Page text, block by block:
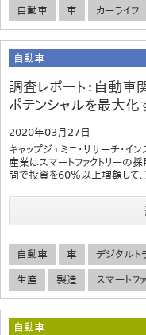
自動車 車 カーライフ
自動車
調査レポート：自動車
ポテンシャルを最大化
2020年03月27日
キャップジェミニ・リサーチ・イ
産業はスマートファクトリーの
間で投資を60％以上増額して
自動車 車 デジタルト
生産 製造 スマートフ
自動車